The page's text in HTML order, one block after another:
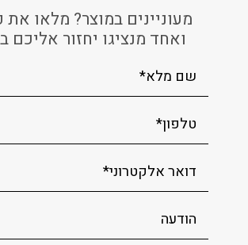
מעוניינים במוצר? מלאו
ואחד מנציגו יחזור אליכם